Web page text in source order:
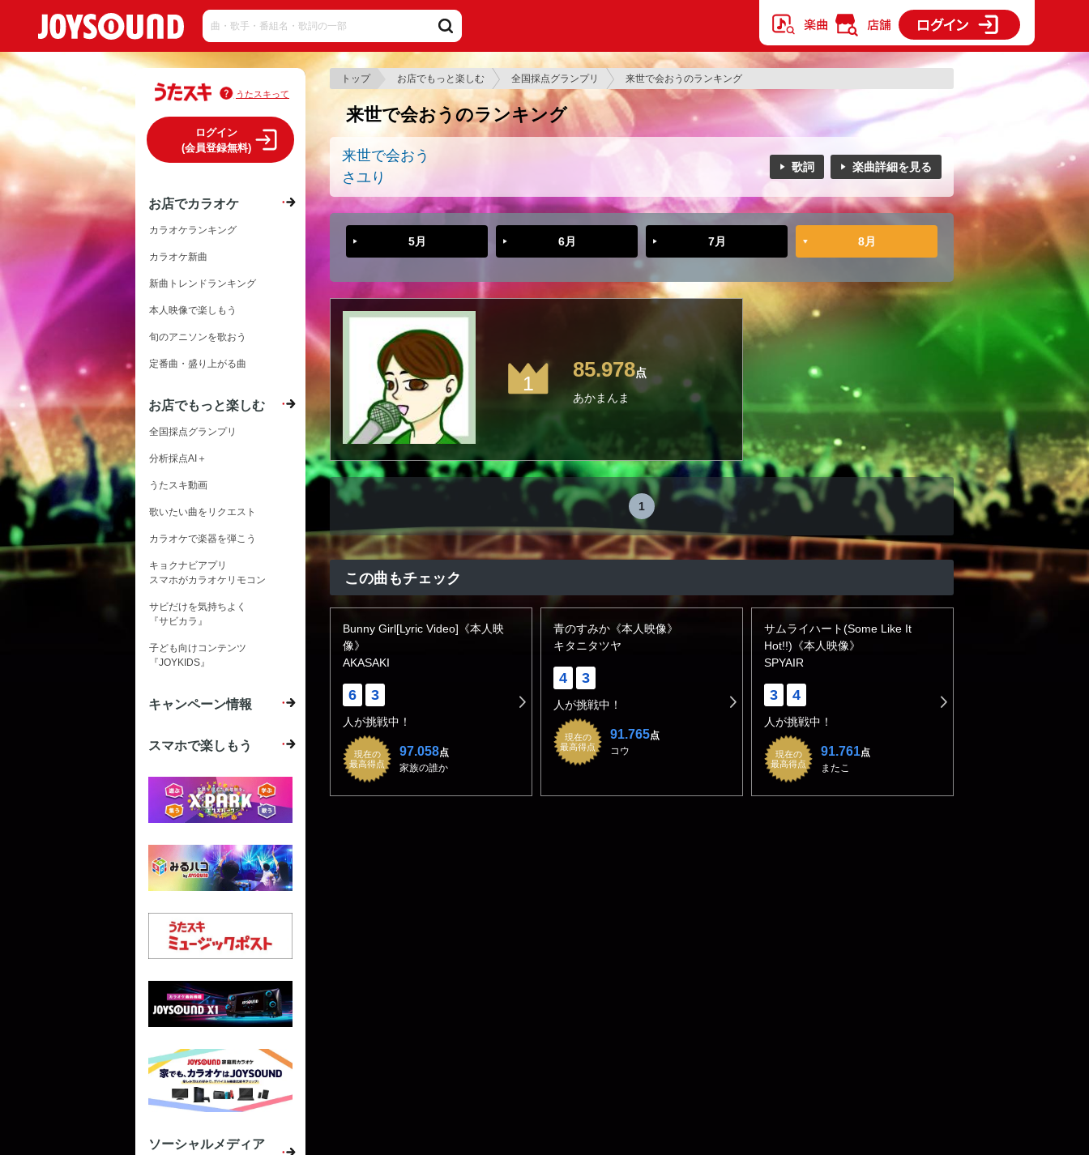
トップ お店でもっと楽しむ 全国採点グランプリ 来世で会おうのランキング
来世で会おうのランキング
来世で会おう
さユり
歌詞 楽曲詳細を見る
5月 6月 7月 8月
1
85.978点
あかまんま
1
この曲もチェック
Bunny Girl[Lyric Video]《本人映
像》
AKASAKI
6 3
人が挑戦中！
現在の
最高得点
97.058点
家族の誰か
青のすみか《本人映像》
キタニタツヤ
4 3
人が挑戦中！
現在の
最高得点
91.765点
コウ
サムライハート(Some Like It
Hot!!)《本人映像》
SPYAIR
3 4
人が挑戦中！
現在の
最高得点
91.761点
またこ
うたスキって
ログイン
(会員登録無料)
お店でカラオケ
カラオケランキング
カラオケ新曲
新曲トレンドランキング
本人映像で楽しもう
旬のアニソンを歌おう
定番曲・盛り上がる曲
お店でもっと楽しむ
全国採点グランプリ
分析採点AI＋
うたスキ動画
歌いたい曲をリクエスト
カラオケで楽器を弾こう
キョクナビアプリ
スマホがカラオケリモコン
サビだけを気持ちよく
『サビカラ』
子ども向けコンテンツ
『JOYKIDS』
キャンペーン情報
スマホで楽しもう
ソーシャルメディア